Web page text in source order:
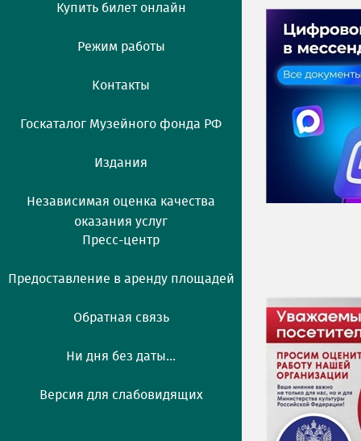
Купить билет онлайн
Режим работы
Контакты
Госкаталог Музейного фонда РФ
Издания
Независимая оценка качества
оказания услуг
Пресс-центр
Предоставление в аренду площадей
Обратная связь
Ни дня без даты...
Версия для слабовидящих